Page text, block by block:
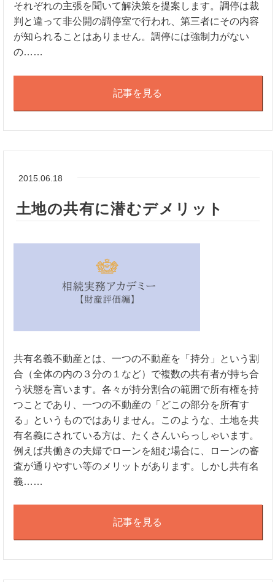
それぞれの主張を聞いて解決策を提案します。調停は裁
判と違って非公開の調停室で行われ、第三者にその内容
が知られることはありません。調停には強制力がない
の……
記事を見る
2015.06.18
土地の共有に潜むデメリット
共有名義不動産とは、一つの不動産を「持分」という割
合（全体の内の３分の１など）で複数の共有者が持ち合
う状態を言います。各々が持分割合の範囲で所有権を持
つことであり、一つの不動産の「どこの部分を所有す
る」というものではありません。このような、土地を共
有名義にされている方は、たくさんいらっしゃいます。
例えば共働きの夫婦でローンを組む場合に、ローンの審
査が通りやすい等のメリットがあります。しかし共有名
義……
記事を見る